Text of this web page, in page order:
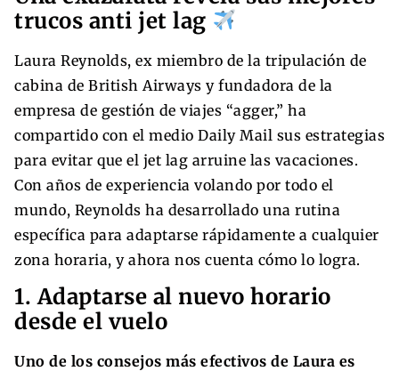
trucos anti jet lag
Laura Reynolds, ex miembro de la tripulación de
cabina de British Airways y fundadora de la
empresa de gestión de viajes “agger,” ha
compartido con el medio Daily Mail sus estrategias
para evitar que el jet lag arruine las vacaciones.
Con años de experiencia volando por todo el
mundo, Reynolds ha desarrollado una rutina
específica para adaptarse rápidamente a cualquier
zona horaria, y ahora nos cuenta cómo lo logra.
1. Adaptarse al nuevo horario
desde el vuelo
Uno de los consejos más efectivos de Laura es